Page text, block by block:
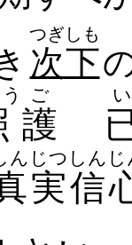
次下
つぎしも
護
ご い
実
んじつ
信
しんじ